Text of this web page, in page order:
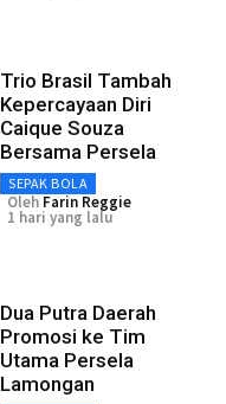
Trio Brasil Tambah
Kepercayaan Diri
Caique Souza
Bersama Persela
SEPAK BOLA
Oleh Farin Reggie
1 hari yang lalu
Dua Putra Daerah
Promosi ke Tim
Utama Persela
Lamongan